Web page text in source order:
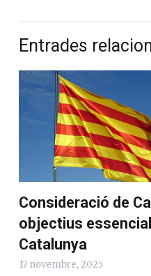
Entrades
Consideració de
objectius
Catalunya
17 novembre, 2025